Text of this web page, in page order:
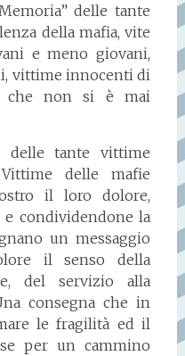
delle tante
della mafia, vite
e meno giovani,
vittime innocenti di
che non si è mai
delle tante vittime
delle mafie
il loro dolore,
e condividendone la
un messaggio
il senso della
del servizio alla
consegna che in
le fragilità ed il
per un cammino